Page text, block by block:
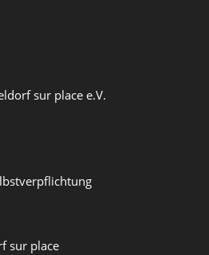
sur place e.V.
sur place